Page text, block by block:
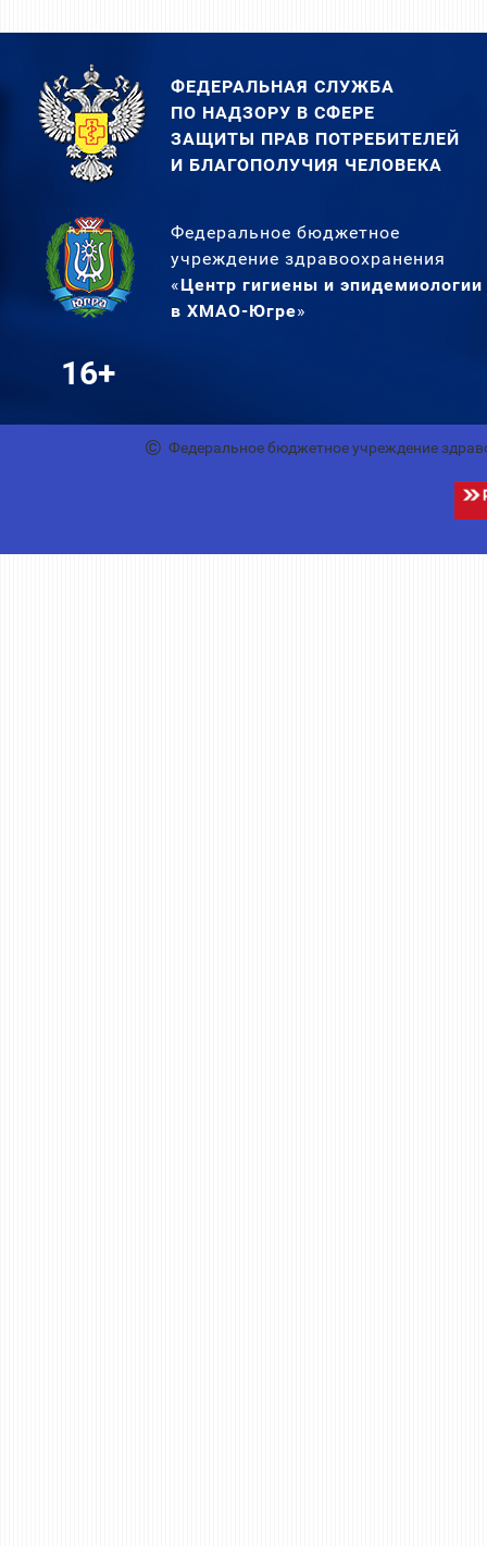
ФЕДЕРАЛЬНАЯ СЛУЖБА
ПО НАДЗОРУ В СФЕРЕ
ЗАЩИТЫ ПРАВ ПОТРЕБИТЕЛЕЙ
И БЛАГОПОЛУЧИЯ ЧЕЛОВЕКА
Федеральное бюджетное
учреждение здравоохранения
«Центр гигиены и эпидемиологии
в ХМАО-Югре»
16+
Федеральное бюджетное учреждение